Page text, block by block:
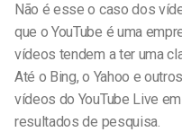
Não é esse o caso dos
que o YouTube é uma
vídeos tendem a ter uma
Até o Bing, o Yahoo e
vídeos do YouTube Live
resultados de pesquisa.